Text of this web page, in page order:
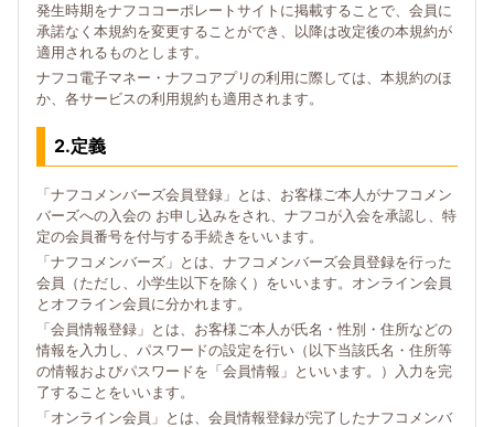
発生時期をナフココーポレートサイトに掲載することで、会員に
承諾なく本規約を変更することができ、以降は改定後の本規約が
適用されるものとします。
ナフコ電子マネー・ナフコアプリの利用に際しては、本規約のほ
か、各サービスの利用規約も適用されます。
2.定義
「ナフコメンバーズ会員登録」とは、お客様ご本人がナフコメン
バーズへの入会の お申し込みをされ、ナフコが入会を承認し、特
定の会員番号を付与する手続きをいいます。
「ナフコメンバーズ」とは、ナフコメンバーズ会員登録を行った
会員（ただし、小学生以下を除く）をいいます。オンライン会員
とオフライン会員に分かれます。
「会員情報登録」とは、お客様ご本人が氏名・性別・住所などの
情報を入力し、パスワードの設定を行い（以下当該氏名・住所等
の情報およびパスワードを「会員情報」といいます。）入力を完
了することをいいます。
「オンライン会員」とは、会員情報登録が完了したナフコメンバ